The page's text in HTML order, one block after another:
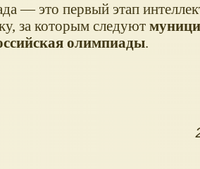
— это первый этап
за которым следуют
олимпиады.